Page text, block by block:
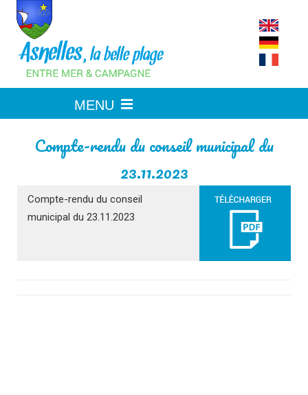
content
Compte-rendu du conseil municipal du
23.11.2023
Compte-rendu du conseil
municipal du 23.11.2023